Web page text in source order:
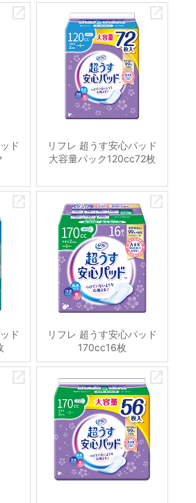
ド
リフレ 超うす安心パッド
大容量パック120cc72枚
ド
リフレ 超うす安心パッド
170cc16枚